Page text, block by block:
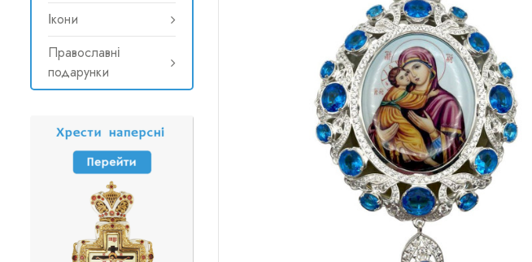
Ікони
Православні
подарунки